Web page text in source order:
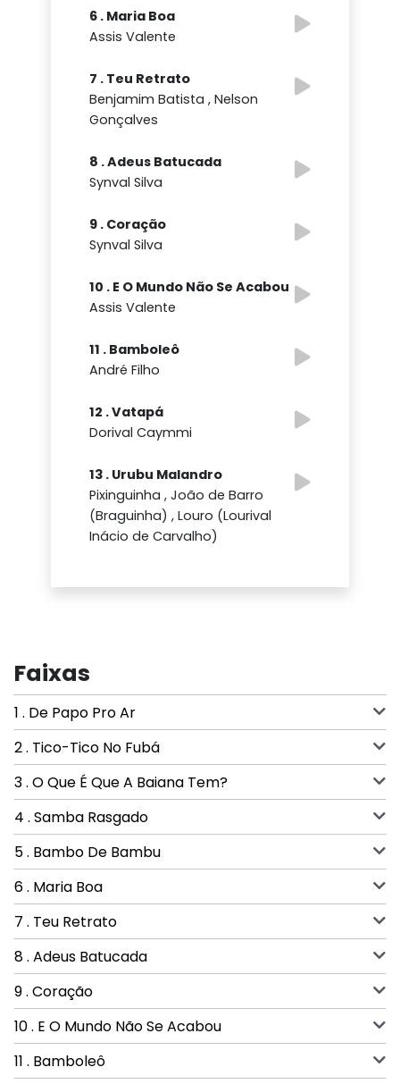
6 . Maria Boa
Assis Valente
7 . Teu Retrato
Benjamim Batista , Nelson
Gonçalves
8 . Adeus Batucada
Synval Silva
9 . Coração
Synval Silva
10 . E O Mundo Não Se Acabou
Assis Valente
11 . Bamboleô
André Filho
12 . Vatapá
Dorival Caymmi
13 . Urubu Malandro
Pixinguinha , João de Barro
(Braguinha) , Louro (Lourival
Inácio de Carvalho)
Faixas
1 . De Papo Pro Ar
2 . Tico-Tico No Fubá
3 . O Que É Que A Baiana Tem?
4 . Samba Rasgado
5 . Bambo De Bambu
6 . Maria Boa
7 . Teu Retrato
8 . Adeus Batucada
9 . Coração
10 . E O Mundo Não Se Acabou
11 . Bamboleô